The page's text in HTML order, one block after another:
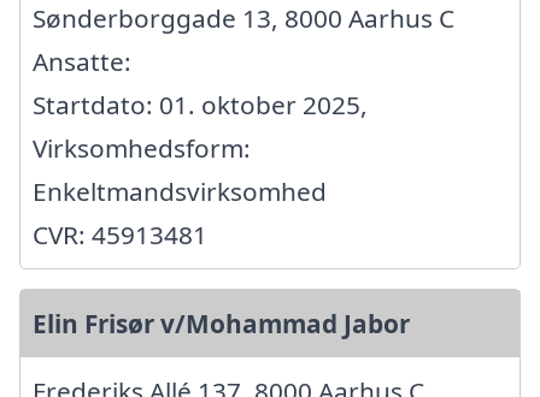
Sønderborggade 13, 8000 Aarhus C
Ansatte:
Startdato: 01. oktober 2025,
Virksomhedsform:
Enkeltmandsvirksomhed
CVR: 45913481
Elin Frisør v/Mohammad Jabor